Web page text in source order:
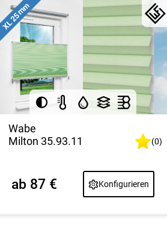
Wabe
Milton 35.93.11
XL 25 mm
(0)
Konfigurieren
ab 87 €